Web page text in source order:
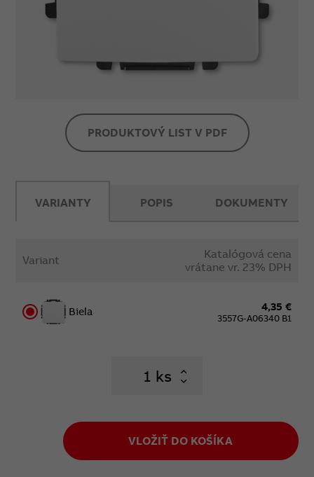
PRODUKTOVÝ LIST V PDF
VARIANTY
Variant
Katalógová cena
vrátane vr. 23% DPH
Biela 4,35 €
3557G-A06340 B1
ks
VLOŽIŤ DO KOŠÍKA
POPIS DOKUMENTY